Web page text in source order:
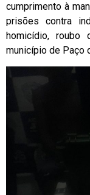
cumprimento à
prisões contra
homicídio, roubo
município de Paço